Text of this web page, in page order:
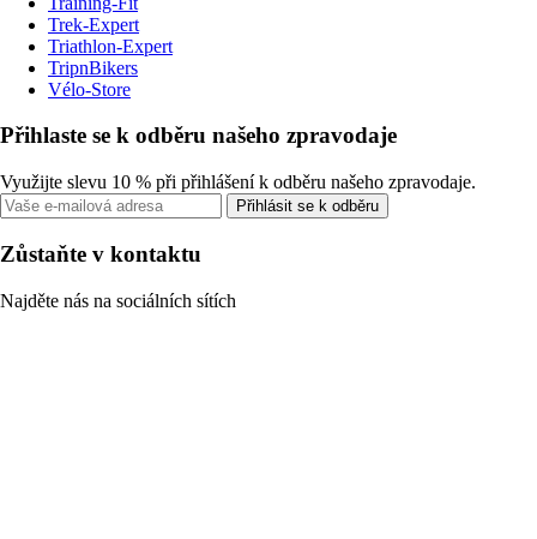
Trek-Expert
Triathlon-Expert
TripnBikers
Vélo-Store
Přihlaste se k odběru našeho zpravodaje
Využijte slevu 10 % při přihlášení k odběru našeho zpravodaje.
Přihlásit se k odběru
Zůstaňte v kontaktu
Najděte nás na sociálních sítích